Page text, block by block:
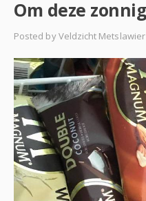
Posted by Veldzicht Metslawier